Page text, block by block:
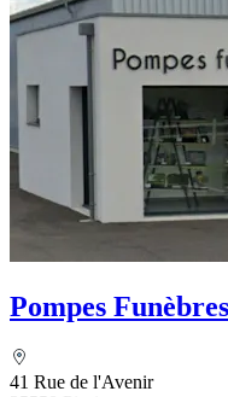
Pompes
41 Rue de l'Avenir